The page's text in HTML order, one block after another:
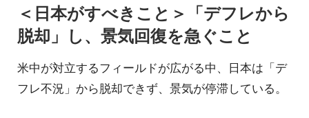
＜日本がすべきこと＞「デフレから
脱却」し、景気回復を急ぐこと
米中が対立するフィールドが広がる中、日本は「デ
フレ不況」から脱却できず、景気が停滞している。